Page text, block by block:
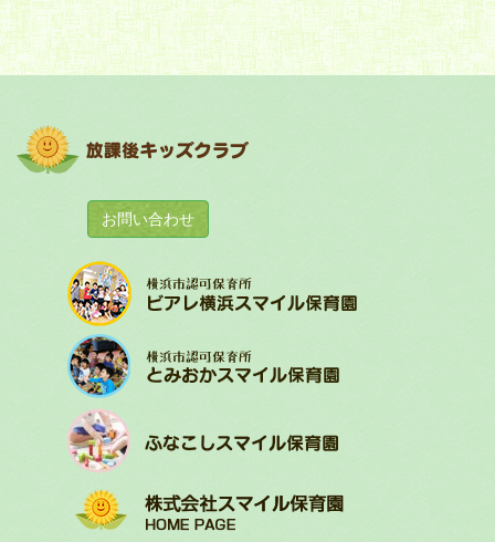
お問い合わせ